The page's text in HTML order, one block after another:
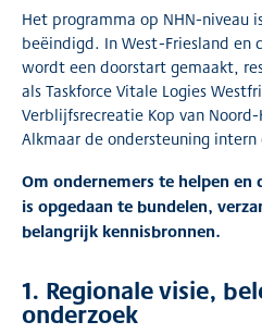
Het programma op NHN-niveau
beëindigd. In West-Friesland en
wordt een doorstart gemaakt,
als Taskforce Vitale Logies
Verblijfsrecreatie Kop van
Alkmaar de ondersteuning intern
Om ondernemers te helpen
is opgedaan te bundelen,
belangrijk kennisbronnen.
1. Regionale visie,
onderzoek